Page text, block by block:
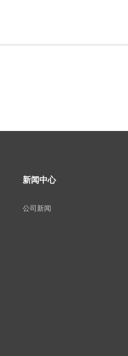
新闻中心
公司新闻